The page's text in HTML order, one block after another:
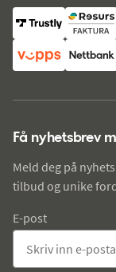
Få nyhetsbrev
Meld deg på
tilbud og unike
E-post